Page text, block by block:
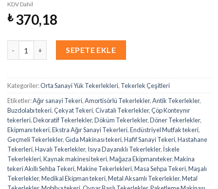
KDV Dahil
₺370,18
SEPETE EKLE
Kategoriler:Orta Sanayi Yük Tekerlekleri, Tekerlek Çeşitleri
Etiketler:Ağır sanayi Tekeri,Amortisörlü Tekerlekler,Antik Tekerlekler,
Buzdolabı tekeri,Çekyat Tekeri,Civatalı Tekerlekler,Çöp Konteynır
tekerleri,Dekoratif Tekerlekler,Döküm Tekerlekler,Döner Tekerlekler,
Ekipmanı tekeri,Ekstra Ağır Sanayi Tekerleri,Endüstriyel Mutfak tekeri,
Geçmeli Tekerlekler,Gıda Makinası tekeri,Hafif Sanayi Tekeri,Hastahane
Tekerleri,Havalı Tekerlekler, Isıya Dayanıklı Tekerlekler, İskele
Tekerlekleri,Kaynak makinesi tekeri,Mağaza Ekipmanıteker,Makina
tekeri Akıllı Sehba Tekeri,Makine Tekerlekleri,Masa Sehpa Tekeri,Maşalı
Tekerlekler,Medikal Ekipman tekeri,Metal Aksamlı Tekerlekler,Metal